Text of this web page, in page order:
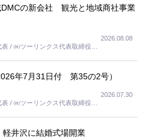
DMCの新会社 観光と地域商社事業
/ ㈱ツーリンクス代表取締役社
2026.08.08
年7月31日付 第35の2号）
/ ㈱ツーリンクス代表取締役社
2026.07.30
井沢に結婚式場開業